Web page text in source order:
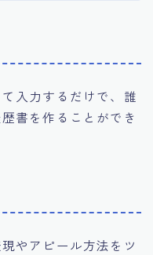
入力するだけで、誰
書を作ることができ
やアピール方法をツ